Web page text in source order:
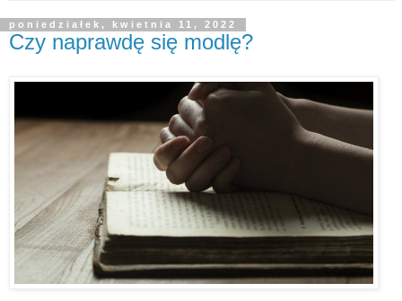
poniedziałek, kwietnia 11, 2022
Czy naprawdę się modlę?